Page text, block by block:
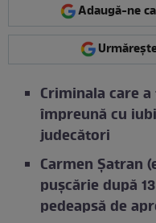
Adaugă-ne
Criminala care
împreună cu
judecători
Carmen Șatran
pușcărie după
pedeapsă de